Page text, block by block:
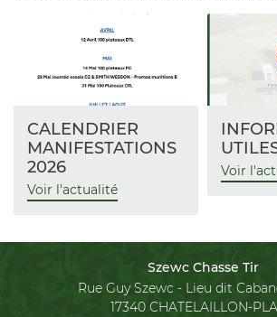
CALENDRIER
MANIFESTATIONS
2026
Voir l'actualité
Voir
Szewc Chasse Tir
Rue Guy Szewc - Lieu dit
17340 CHATELAILLON-